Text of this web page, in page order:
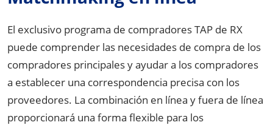
El exclusivo programa de compradores TAP de RX
puede comprender las necesidades de compra de los
compradores principales y ayudar a los compradores
a establecer una correspondencia precisa con los
proveedores. La combinación en línea y fuera de línea
proporcionará una forma flexible para los